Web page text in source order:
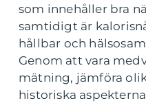
som innehåller bra
samtidigt är
hållbar och
Genom att vara
mätning, jämföra
historiska